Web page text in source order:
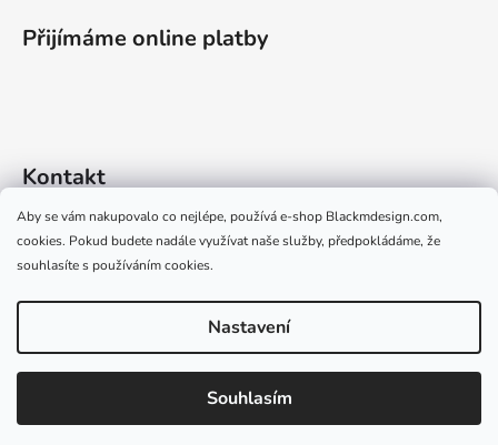
Aby se vám nakupovalo co nejlépe, používá e-shop Blackmdesign.com,
cookies. Pokud budete nadále využívat naše služby, předpokládáme, že
souhlasíte s používáním cookies.
Nastavení
Souhlasím
Přijímáme online platby
Kontakt
info@blackmdesign.com
+420 724 528 329 (Po-Pá 09:00-15:00)
Black M Design. Všechna práva vyhrazena.